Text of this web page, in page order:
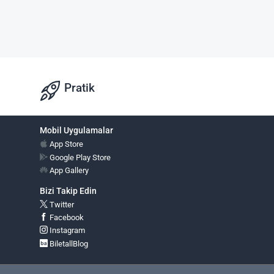
Pratik
Mobil Uygulamalar
App Store
Google Play Store
App Gallery
Bizi Takip Edin
Twitter
Facebook
Instagram
BiletallBlog